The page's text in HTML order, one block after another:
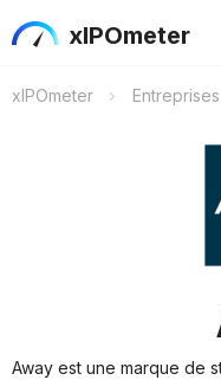
xIPOmeter
xIPOmeter Entreprises
Away est une marque de